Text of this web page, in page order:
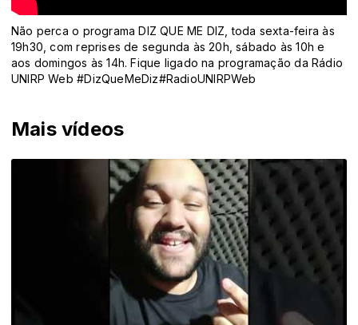
Mais vídeos
Não perca o programa DIZ QUE ME DIZ, toda sexta-feira às
19h30, com reprises de segunda às 20h, sábado às 10h e
aos domingos às 14h. Fique ligado na programação da Rádio
UNIRP Web #DizQueMeDiz#RadioUNIRPWeb